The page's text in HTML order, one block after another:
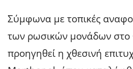
Σύμφωνα με τοπικές
των ρωσικών μονάδων στο
προηγηθεί η χθεσινή